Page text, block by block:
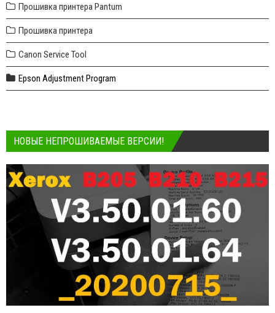
Прошивка принтера Pantum
Прошивка принтера
Canon Service Tool
Epson Adjustment Program
НОВЫЕ НЕПРОШИВАЕМЫЕ ВЕРСИИ!